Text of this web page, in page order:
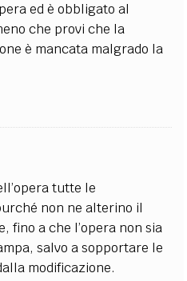
ed è obbligato al
che provi che la
è mancata malgrado la
tutte le
non ne alterino il
fino a che l’opera non sia
salvo a sopportare le
modificazione.